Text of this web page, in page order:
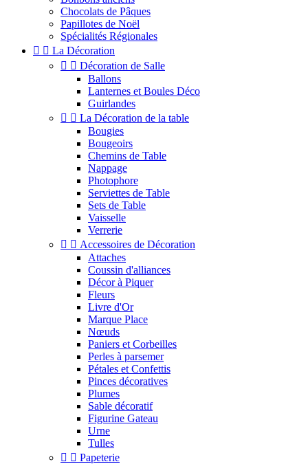
Chocolats de Pâques
Papillotes de Noël
Spécialités Régionales
  La Décoration
  Décoration de Salle
Ballons
Lanternes et Boules Déco
Guirlandes
  La Décoration de la table
Bougies
Bougeoirs
Chemins de Table
Nappage
Photophore
Serviettes de Table
Sets de Table
Vaisselle
Verrerie
  Accessoires de Décoration
Attaches
Coussin d'alliances
Décor à Piquer
Fleurs
Livre d'Or
Marque Place
Nœuds
Paniers et Corbeilles
Perles à parsemer
Pétales et Confettis
Pinces décoratives
Plumes
Sable décoratif
Figurine Gateau
Urne
Tulles
  Papeterie